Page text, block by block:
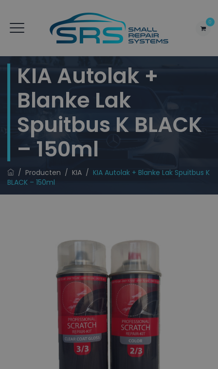
0
KIA Autolak +
Blanke Lak
Spuitbus K BLACK
– 150ml
/ Producten / KIA / KIA Autolak + Blanke Lak Spuitbus K
BLACK – 150ml